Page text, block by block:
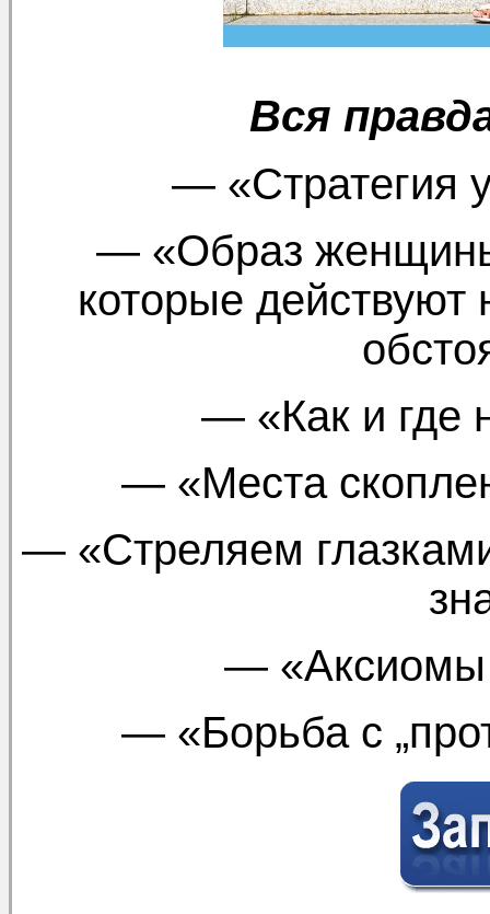
Вся
— «Стратегия
— «Образ
которые
— «Как и где
— «Места
— «Стреляем
— «Аксиомы
— «Борьба с